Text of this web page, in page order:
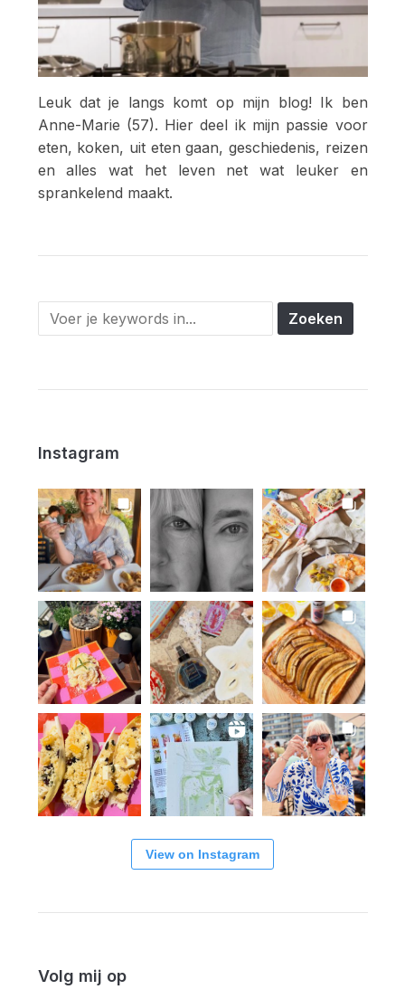
Leuk dat je langs komt op mijn blog! Ik ben
Anne-Marie (57). Hier deel ik mijn passie voor
eten, koken, uit eten gaan, geschiedenis, reizen
en alles wat het leven net wat leuker en
sprankelend maakt.
Instagram
View on Instagram
Volg mij op